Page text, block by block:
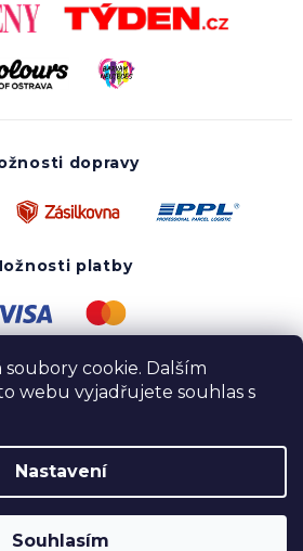
cookie. Dalším
webu vyjadřujete souhlas s
Nastavení
Souhlasím
dopravy
platby
UTOPY wear. Všechna práva
vyhrazena.